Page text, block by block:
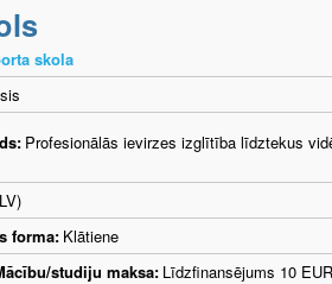
skola
Profesionālās ievirzes izglītība līdztekus
forma: Klātiene
studiju maksa: Līdzfinansējums 10